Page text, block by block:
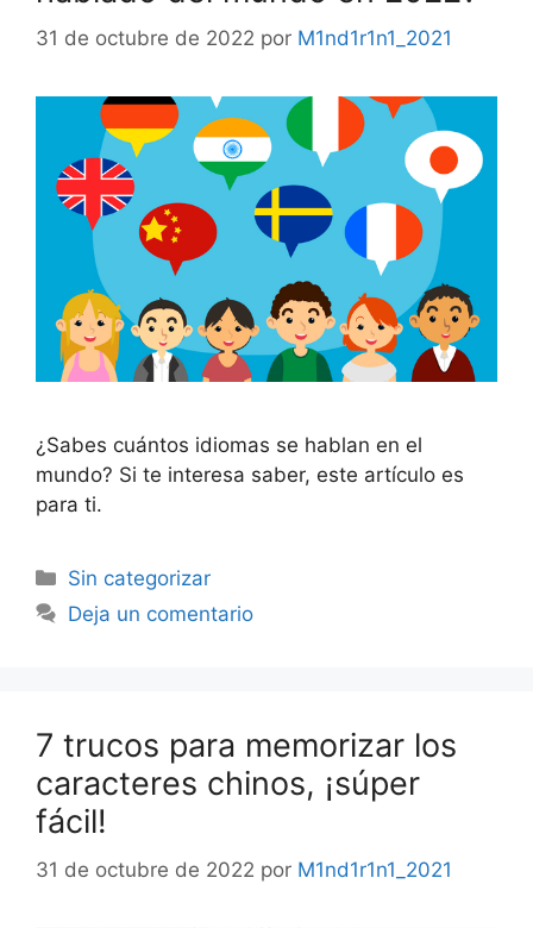
31 de octubre de 2022 por M1nd1r1n1_2021
¿Sabes cuántos idiomas se hablan en el
mundo? Si te interesa saber, este artículo es
para ti.
Sin categorizar
Deja un comentario
7 trucos para memorizar los
caracteres chinos, ¡súper
fácil!
31 de octubre de 2022 por M1nd1r1n1_2021